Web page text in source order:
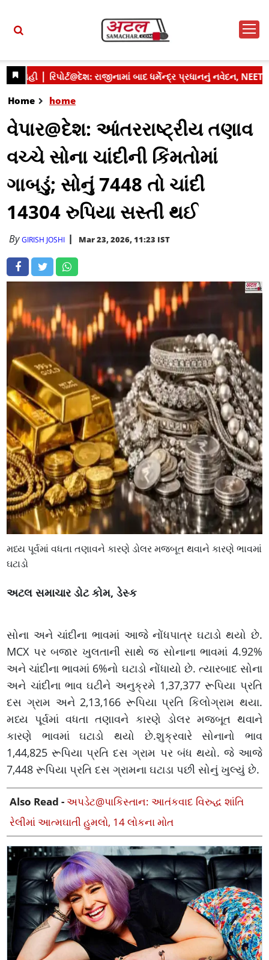
Home home
વેપાર@દેશ: આંતરરાષ્ટ્રીય તણાવ
વચ્ચે સોના ચાંદીની કિંમતોમાં
ગાબડું; સોનું 7448 તો ચાંદી
14304 રુપિયા સસ્તી થઈ
ByGIRISH JOSHI Mar 23, 2026, 11:23 IST
મધ્ય પૂર્વમાં વધતા તણાવને કારણે ડોલર મજબૂત થવાને કારણે ભાવમાં
ઘટાડો
અટલ સમાચાર ડોટ કોમ, ડેસ્ક
સોના અને ચાંદીના ભાવમાં આજે નોંધપાત્ર ઘટાડો થયો છે.
MCX પર બજાર ખુલતાની સાથે જ સોનાના ભાવમાં 4.92%
અને ચાંદીના ભાવમાં 6%નો ઘટાડો નોંધાયો છે. ત્યારબાદ સોના
અને ચાંદીના ભાવ ઘટીને અનુક્રમે 1,37,377 રૂપિયા પ્રતિ
દસ ગ્રામ અને 2,13,166 રૂપિયા પ્રતિ કિલોગ્રામ થયા.
મધ્ય પૂર્વમાં વધતા તણાવને કારણે ડોલર મજબૂત થવાને
કારણે ભાવમાં ઘટાડો થયો છે.શુક્રવારે સોનાનો ભાવ
1,44,825 રૂપિયા પ્રતિ દસ ગ્રામ પર બંધ થયો. જે આજે
7,448 રૂપિયા પ્રતિ દસ ગ્રામના ઘટાડા પછી સોનું ખુલ્યું છે.
Also Read -અપડેટ@પાકિસ્તાન: આતંકવાદ વિરુદ્ધ શાંતિ
રેલીમાં આત્મઘાતી હુમલો, 14 લોકના મોત